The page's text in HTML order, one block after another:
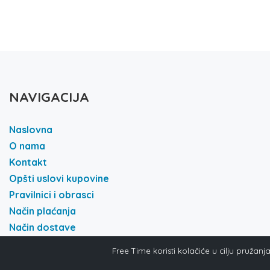
NAVIGACIJA
Naslovna
O nama
Kontakt
Opšti uslovi kupovine
Pravilnici i obrasci
Način plaćanja
Način dostave
Free Time koristi kolačiće u cilju